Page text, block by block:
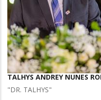
TALHYS ANDREY NUNES
"DR. TALHYS"